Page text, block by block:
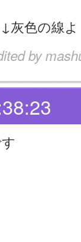
灰色の線
by